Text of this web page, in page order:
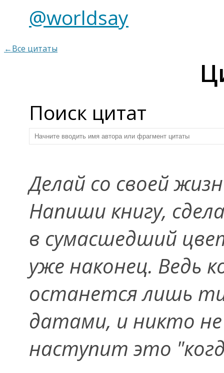
@worldsay
←Все цитаты
Поиск цитат
Делай со своей
Напиши книгу,
в сумасшедший
уже наконец. Ведь
останется лишь
датами, и никто
наступит это